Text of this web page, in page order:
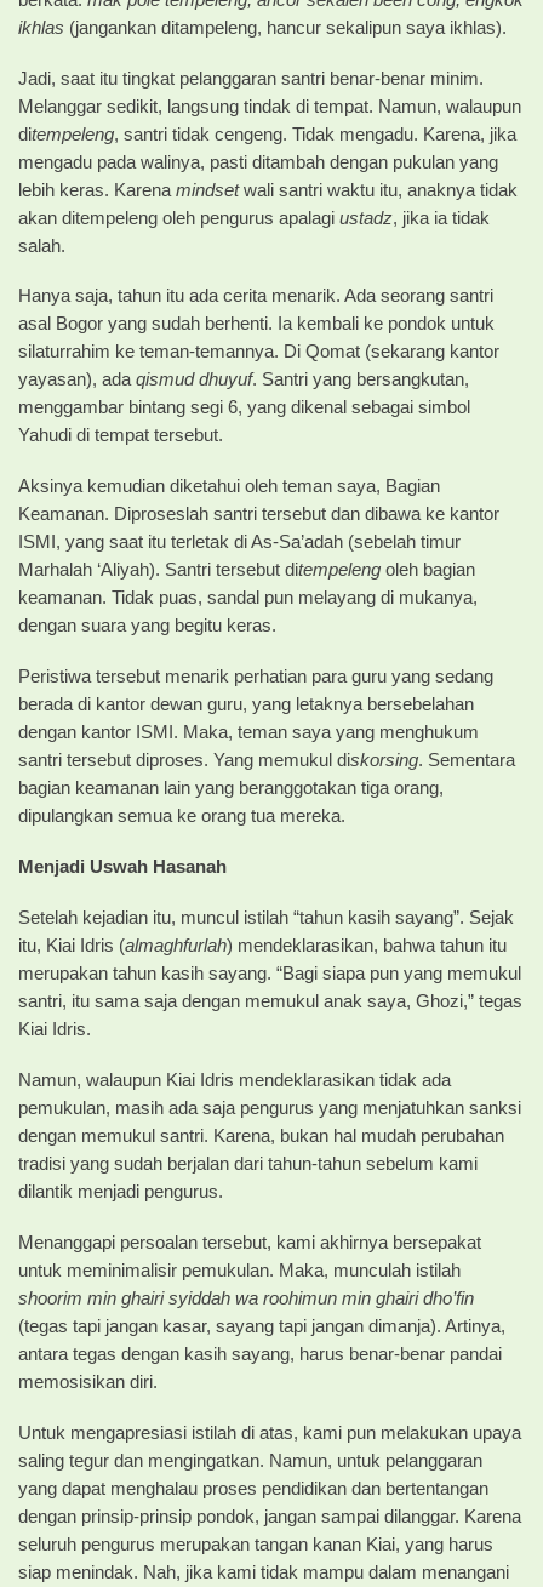
ikhlas (jangankan ditampeleng, hancur sekalipun saya ikhlas).
Jadi, saat itu tingkat pelanggaran santri benar-benar minim.
Melanggar sedikit, langsung tindak di tempat. Namun, walaupun
ditempeleng, santri tidak cengeng. Tidak mengadu. Karena, jika
mengadu pada walinya, pasti ditambah dengan pukulan yang
lebih keras. Karena mindsetwali santri waktu itu, anaknya tidak
akan ditempeleng oleh pengurus apalagi ustadz, jika ia tidak
salah.
Hanya saja, tahun itu ada cerita menarik. Ada seorang santri
asal Bogor yang sudah berhenti. Ia kembali ke pondok untuk
silaturrahim ke teman-temannya. Di Qomat (sekarang kantor
yayasan), adaqismud dhuyuf. Santri yang bersangkutan,
menggambar bintang segi 6, yang dikenal sebagai simbol
Yahudi di tempat tersebut.
Aksinya kemudian diketahui oleh teman saya, Bagian
Keamanan. Diproseslah santri tersebut dan dibawa ke kantor
ISMI, yang saat itu terletak di As-Sa’adah (sebelah timur
Marhalah ‘Aliyah). Santri tersebut ditempeleng oleh bagian
keamanan. Tidak puas, sandal pun melayang di mukanya,
dengan suara yang begitu keras.
Peristiwa tersebut menarik perhatian para guru yang sedang
berada di kantor dewan guru, yang letaknya bersebelahan
dengan kantor ISMI. Maka, teman saya yang menghukum
santri tersebut diproses. Yang memukul diskorsing. Sementara
bagian keamanan lain yang beranggotakan tiga orang,
dipulangkan semua ke orang tua mereka.
Menjadi Uswah Hasanah
Setelah kejadian itu, muncul istilah “tahun kasih sayang”. Sejak
itu, Kiai Idris (almaghfurlah) mendeklarasikan, bahwa tahun itu
merupakan tahun kasih sayang. “Bagi siapa pun yang memukul
santri, itu sama saja dengan memukul anak saya, Ghozi,” tegas
Kiai Idris.
Namun, walaupun Kiai Idris mendeklarasikan tidak ada
pemukulan, masih ada saja pengurus yang menjatuhkan sanksi
dengan memukul santri. Karena, bukan hal mudah perubahan
tradisi yang sudah berjalan dari tahun-tahun sebelum kami
dilantik menjadi pengurus.
Menanggapi persoalan tersebut, kami akhirnya bersepakat
untuk meminimalisir pemukulan. Maka, munculah istilah
shoorim min ghairi syiddah wa roohimun min ghairi dho’fin
(tegas tapi jangan kasar, sayang tapi jangan dimanja). Artinya,
antara tegas dengan kasih sayang, harus benar-benar pandai
memosisikan diri.
Untuk mengapresiasi istilah di atas, kami pun melakukan upaya
saling tegur dan mengingatkan. Namun, untuk pelanggaran
yang dapat menghalau proses pendidikan dan bertentangan
dengan prinsip-prinsip pondok, jangan sampai dilanggar. Karena
seluruh pengurus merupakan tangan kanan Kiai, yang harus
siap menindak. Nah, jika kami tidak mampu dalam menangani